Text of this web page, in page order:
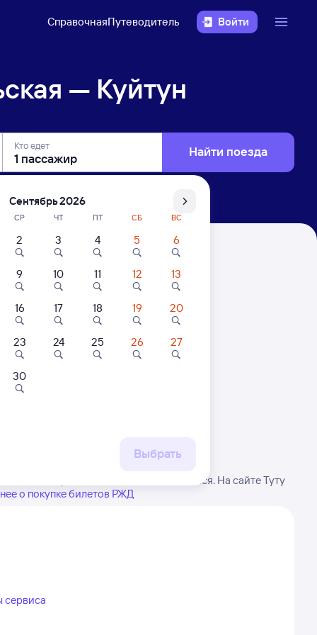
СправочнаяПутеводитель Войти
— Куйтун
Кто едет Найти поезда
расписание может измениться. На сайте Туту
о покупке билетов РЖД
сервиса
Сентябрь 2026
СР ЧТ ПТ СБ ВС
2 3 4 5 6
9 10 11 12 13
16 17 18 19 20
23 24 25 26 27
30
Выбрать